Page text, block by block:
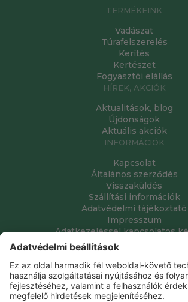
TERMÉKEINK
Vadászat
Túrafelszerelés
Kerítés
Kertészet
Fogyasztói elállás
HÍREK, AKCIÓK
Aktualitások, blog
Újdonságok
Aktuális akciók
INFORMÁCIÓK
Kapcsolat
Általános szerződés
Visszaküldés
Szállítási információk
Adatvédelmi tájékoztató
Impresszum
Adatkezeléssel kapcsolatos